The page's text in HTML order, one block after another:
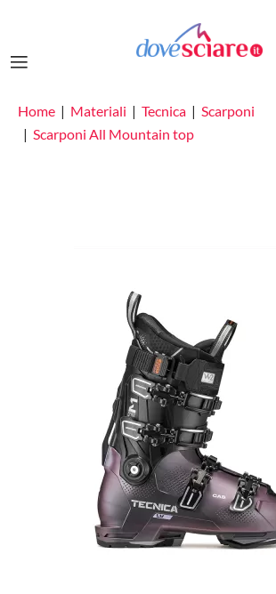
Home Materiali Tecnica
Scarponi
Scarponi All Mountain top